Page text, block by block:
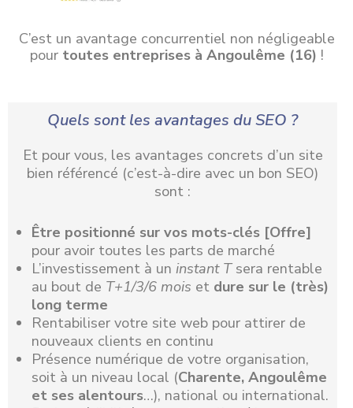
C’est un avantage concurrentiel non négligeable
pour toutes entreprises à Angoulême (16) !
Quels sont les avantages du SEO ?
Et pour vous, les avantages concrets d’un site
bien référencé (c’est-à-dire avec un bon SEO)
sont :
Être positionné sur vos mots-clés [Offre]
pour avoir toutes les parts de marché
L’investissement à un instant Tsera rentable
au bout de T+1/3/6 mois et dure sur le (très)
long terme
Rentabiliser votre site web pour attirer de
nouveaux clients en continu
Présence numérique de votre organisation,
soit à un niveau local (Charente, Angoulême
et ses alentours…), national ou international.